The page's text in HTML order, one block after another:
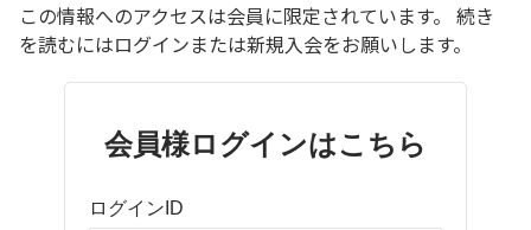
この情報へのアクセスは会員に限定されています。 続き
を読むにはログインまたは新規入会をお願いします。
会員様ログインはこちら
ログインID